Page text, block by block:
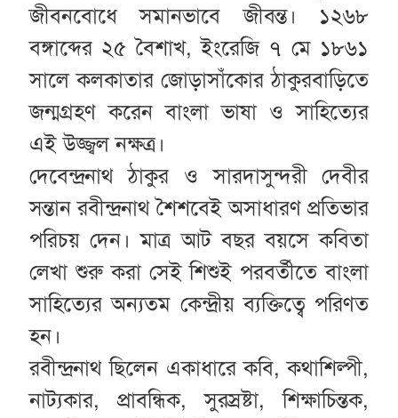
জীবনবোধে সমানভাবে জীবন্ত। ১২৬৮
বঙ্গাব্দের ২৫ বৈশাখ, ইংরেজি ৭ মে ১৮৬১
সালে কলকাতার জোড়াসাঁকোর ঠাকুরবাড়িতে
জন্মগ্রহণ করেন বাংলা ভাষা ও সাহিত্যের
এই উজ্জ্বল নক্ষত্র।
দেবেন্দ্রনাথ ঠাকুর ও সারদাসুন্দরী দেবীর
সন্তান রবীন্দ্রনাথ শৈশবেই অসাধারণ প্রতিভার
পরিচয় দেন। মাত্র আট বছর বয়সে কবিতা
লেখা শুরু করা সেই শিশুই পরবর্তীতে বাংলা
সাহিত্যের অন্যতম কেন্দ্রীয় ব্যক্তিত্বে পরিণত
হন।
রবীন্দ্রনাথ ছিলেন একাধারে কবি, কথাশিল্পী,
নাট্যকার, প্রাবন্ধিক, সুরস্রষ্টা, শিক্ষাচিন্তক,